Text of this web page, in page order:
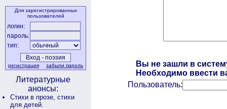
Для зарегистрированных
пользователей
логин:
пароль:
тип:
регистрация забыли пароль
Литературные
анонсы:
Стихи в прозе, стихи
для детей.
Вы не зашли в
Необходимо ввести
Пользователь: